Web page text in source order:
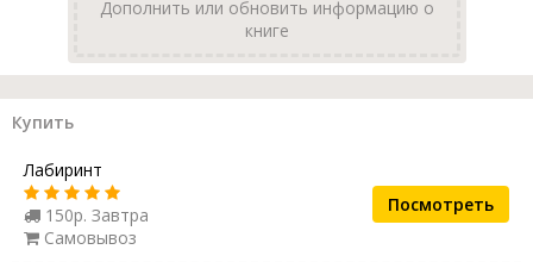
Дополнить или обновить информацию о
книге
Купить
Лабиринт
150р. Завтра
Самовывоз
Посмотреть